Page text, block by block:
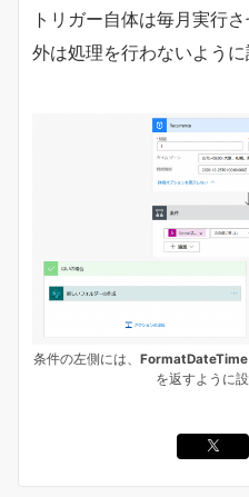
トリガー自体は毎月実行
外は処理を行わないように
条件の左側には、 FormatDateTime
を返すように